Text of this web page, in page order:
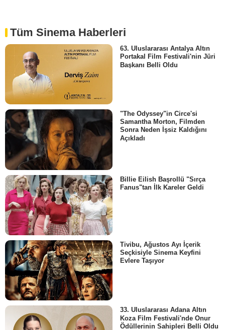
Tüm Sinema Haberleri
63. Uluslararası Antalya Altın
Portakal Film Festivali'nin Jüri
Başkanı Belli Oldu
"The Odyssey"in Circe'si
Samantha Morton, Filmden
Sonra Neden İşsiz Kaldığını
Açıkladı
Billie Eilish Başrollü "Sırça
Fanus"tan İlk Kareler Geldi
Tivibu, Ağustos Ayı İçerik
Seçkisiyle Sinema Keyfini
Evlere Taşıyor
33. Uluslararası Adana Altın
Koza Film Festivali'nde Onur
Ödüllerinin Sahipleri Belli Oldu